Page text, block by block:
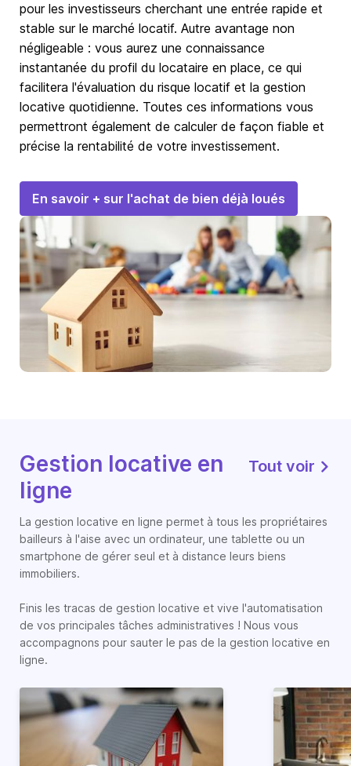
pour les investisseurs cherchant une entrée rapide et
stable sur le marché locatif. Autre avantage non
négligeable : vous aurez une connaissance
instantanée du profil du locataire en place, ce qui
facilitera l'évaluation du risque locatif et la gestion
locative quotidienne. Toutes ces informations vous
permettront également de calculer de façon fiable et
précise la rentabilité de votre investissement.
En savoir + sur l'achat de bien déjà loués
Gestion locative en
ligne
Tout voir
La gestion locative en ligne permet à tous les propriétaires
bailleurs à l'aise avec un ordinateur, une tablette ou un
smartphone de gérer seul et à distance leurs biens
immobiliers.
Finis les tracas de gestion locative et vive l'automatisation
de vos principales tâches administratives ! Nous vous
accompagnons pour sauter le pas de la gestion locative en
ligne.